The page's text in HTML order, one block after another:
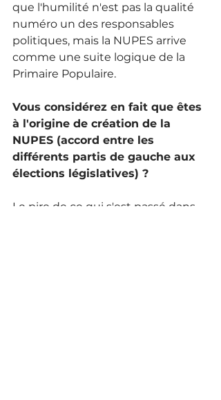
que l'humilité n'est pas la qualité
numéro un des responsables
politiques, mais la NUPES arrive
comme une suite logique de la
Primaire Populaire.
Vous considérez en fait que êtes
à l'origine de création de la
NUPES (accord entre les
différents partis de gauche aux
élections législatives) ?
Le pire de ce qui s'est passé dans